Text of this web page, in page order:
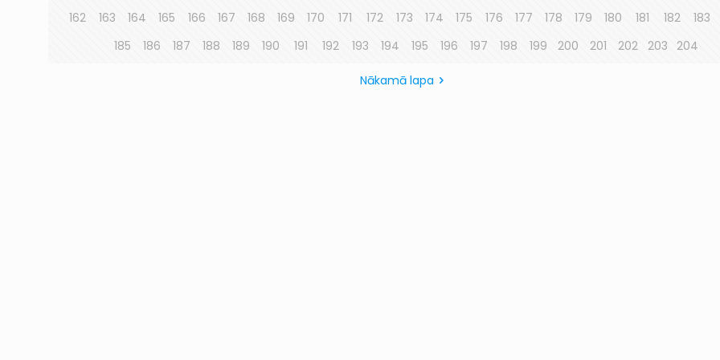
162 163 164 165 166 167 168 169 170 171 172 173 174 175 176 177 178 179 180 181 182
183
185
186 187 188 189 190 191 192 193 194 195 196 197 198 199 200 201 202 203 204
Nākamā lapa